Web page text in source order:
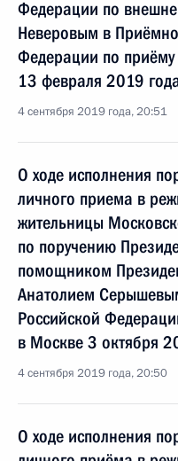
Федерации по
Неверовым в
Федерации по
13 февраля 2019
4 сентября 2019 года, 20:51
О ходе исполнения
личного приема в
жительницы
по поручению
помощником
Анатолием
Российской
в Москве 3 октября
4 сентября 2019 года, 20:50
О ходе исполнения